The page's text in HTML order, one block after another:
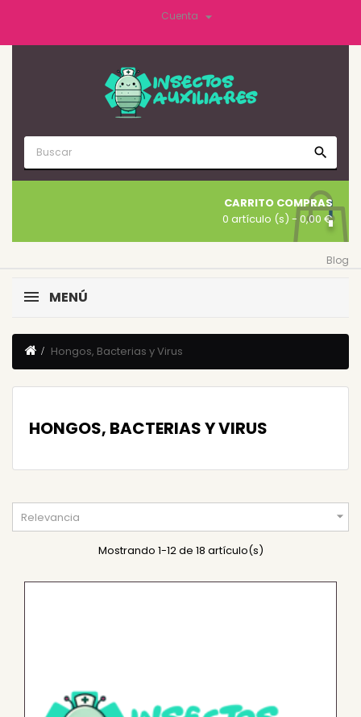
Cuenta 
search
CARRITO COMPRAS
0 artículo (s) - 0,00 €
Blog
MENÚ
Hongos, Bacterias y Virus
HONGOS, BACTERIAS Y VIRUS
Relevancia 
Mostrando 1-12 de 18 artículo(s)